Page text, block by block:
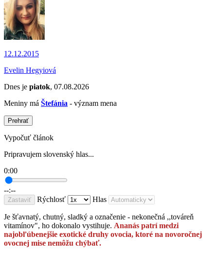
12.12.2015
Evelin Hegyiová
Dnes je piatok, 07.08.2026
Meniny má Štefánia - význam mena
Prehrať
Vypočuť článok
Pripravujem slovenský hlas...
0:00
--:--
Zastaviť Rýchlosť Hlas
Je šťavnatý, chutný, sladký a označenie - nekonečná ,,továreň
vitamínov", ho dokonalo vystihuje. Ananás patrí medzi
najobľúbenejšie exotické druhy ovocia, ktoré na novoročnej
ovocnej mise nemôžu chýbať.